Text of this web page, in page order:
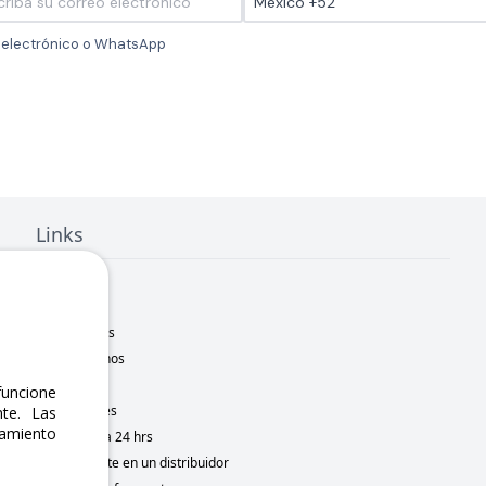
o WhatsApp
Links
Sucursales
Contáctanos
Novedades
Motometa 24 hrs
Conviértete en un distribuidor
Las